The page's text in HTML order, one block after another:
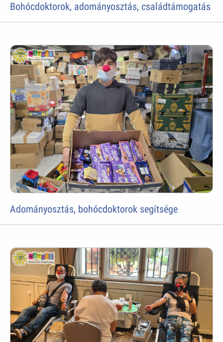
Bohócdoktorok, adományosztás, családtámogatás
Adományosztás, bohócdoktorok segítsége